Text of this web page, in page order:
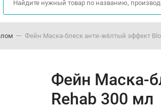
Фейн Маска-блеск анти-жёлтый эффект
Фейн Маска-
Rehab 300 мл